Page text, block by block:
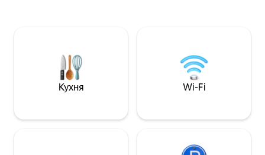
плувен басейн от 9:00 ч. до 19:00 ч.
Безплатен паркинг от страната на
спалнята за 1 превозно средство
легло на 160 см
диван, който се
Кухня Wi-Fi